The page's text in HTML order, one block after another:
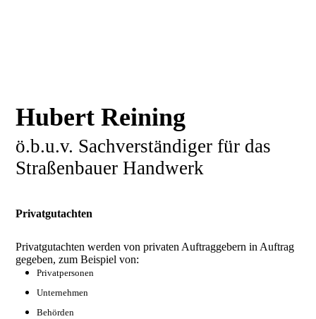
Hubert Reining
ö.b.u.v. Sachverständiger für das
Straßenbauer Handwerk
Privatgutachten
Privatgutachten werden von privaten Auftraggebern in Auftrag
gegeben, zum Beispiel von:
Privatpersonen
Unternehmen
Behörden